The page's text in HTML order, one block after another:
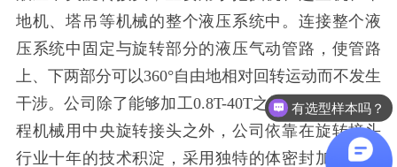
地机、塔吊等机械的整个液压系统中。连接整个液
压系统中固定与旋转部分的液压气动管路，使管路
上、下两部分可以360°自由地相对回转运动而不发生
干涉。公司除了能够加工0.8T-40T之间各种形式的工
程机械用中央旋转接头之外，公司依靠在旋转接头
行业十年的技术积淀，采用独特的体密封加工、装
有选型样本吗？